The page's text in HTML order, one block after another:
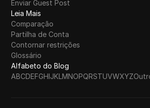
Enviar Guest Post
Leia Mais
Comparação
Partilha de Conta
Contornar restrições
Glossário
Alfabeto do Blog
ABCDEFGHIJKLMNOPQRSTUVWXYZ